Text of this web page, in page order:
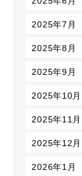
2025年7月
2025年8月
2025年9月
2025年10月
2025年11月
2025年12月
2026年1月